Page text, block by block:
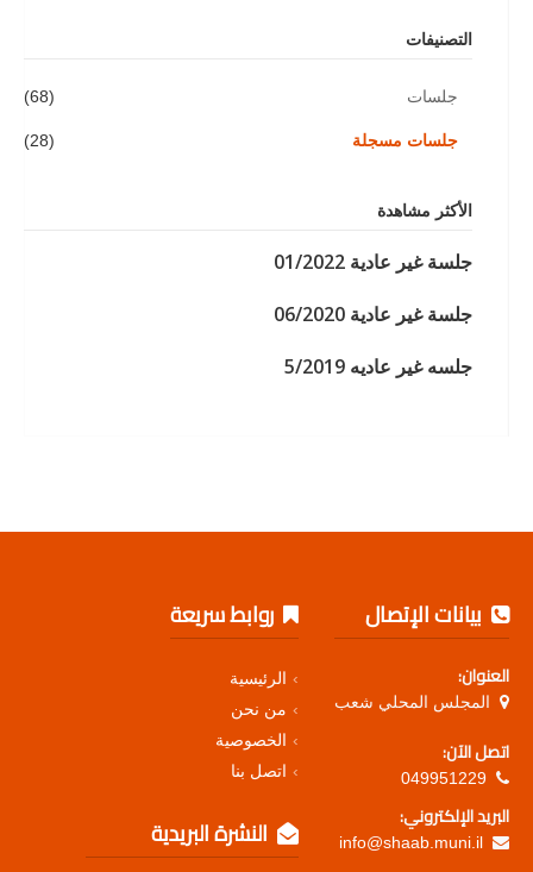
التصنيفات
جلسات (68)
جلسات مسجلة (28)
الأكثر مشاهدة
جلسة غير عادية 01/2022
جلسة غير عادية 06/2020
جلسه غير عاديه 5/2019
بيانات الإتصال
العنوان:
المجلس المحلي شعب
اتصل الآن:
049951229
البريد الإلكتروني:
info@shaab.muni.il
روابط سريعة
الرئيسية
من نحن
الخصوصية
اتصل بنا
النشرة البريدية